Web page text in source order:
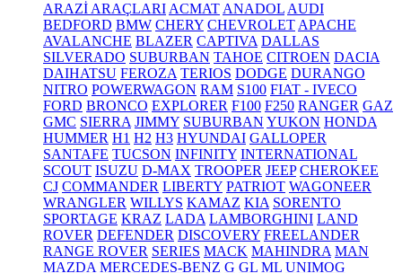
ARAZİ ARAÇLARI ACMAT ANADOL AUDI
BEDFORD BMW CHERY CHEVROLET APACHE
AVALANCHE BLAZER CAPTIVA DALLAS
SILVERADO SUBURBAN TAHOE CITROEN DACIA
DAIHATSU FEROZA TERIOS DODGE DURANGO
NITRO POWERWAGON RAM S100 FIAT - IVECO
FORD BRONCO EXPLORER F100 F250 RANGER GAZ
GMC SIERRA JIMMY SUBURBAN YUKON HONDA
HUMMER H1 H2 H3 HYUNDAI GALLOPER
SANTAFE TUCSON INFINITY INTERNATIONAL
SCOUT ISUZU D-MAX TROOPER JEEP CHEROKEE
CJ COMMANDER LIBERTY PATRIOT WAGONEER
WRANGLER WILLYS KAMAZ KIA SORENTO
SPORTAGE KRAZ LADA LAMBORGHINI LAND
ROVER DEFENDER DISCOVERY FREELANDER
RANGE ROVER SERIES MACK MAHINDRA MAN
MAZDA MERCEDES-BENZ G GL ML UNIMOG